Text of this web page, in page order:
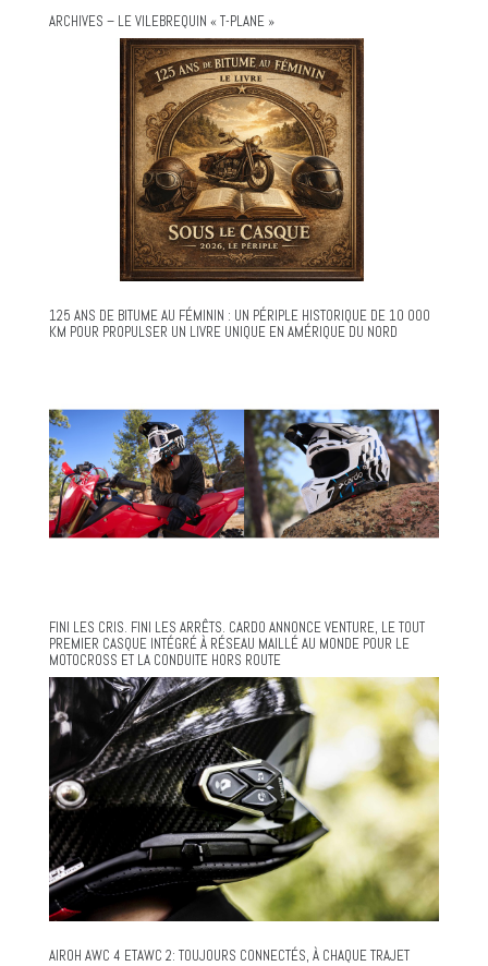
ARCHIVES – LE VILEBREQUIN « T-PLANE »
125 ANS DE BITUME AU FÉMININ : UN PÉRIPLE HISTORIQUE DE 10 000
KM POUR PROPULSER UN LIVRE UNIQUE EN AMÉRIQUE DU NORD
FINI LES CRIS. FINI LES ARRÊTS. CARDO ANNONCE VENTURE, LE TOUT
PREMIER CASQUE INTÉGRÉ À RÉSEAU MAILLÉ AU MONDE POUR LE
MOTOCROSS ET LA CONDUITE HORS ROUTE
AIROH AWC 4 ETAWC 2: TOUJOURS CONNECTÉS, À CHAQUE TRAJET